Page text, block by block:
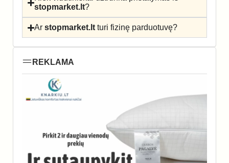
stopmarket.lt?
Arstopmarket.lt turi fizinę parduotuvę?
REKLAMA